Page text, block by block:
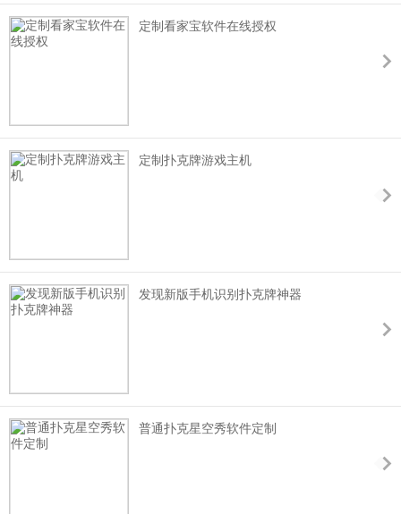
定制看家宝软件在线授权
定制扑克牌游戏主机
发现新版手机识别扑克牌神器
普通扑克星空秀软件定制